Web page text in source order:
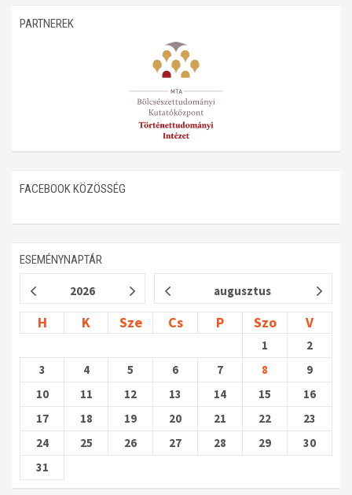
PARTNEREK
FACEBOOK KÖZÖSSÉG
ESEMÉNYNAPTÁR
2026 augusztus
H K Sze Cs P Szo V
1
2
3
4 5 6 7 8
9
10
11 12 13 14 15
16
17
18 19 20 21 22
23
24
25 26 27 28 29
30
31